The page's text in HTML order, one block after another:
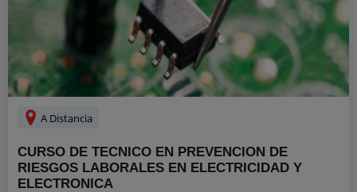
A Distancia
CURSO DE TECNICO EN PREVENCION DE
RIESGOS LABORALES EN ELECTRICIDAD Y
ELECTRONICA